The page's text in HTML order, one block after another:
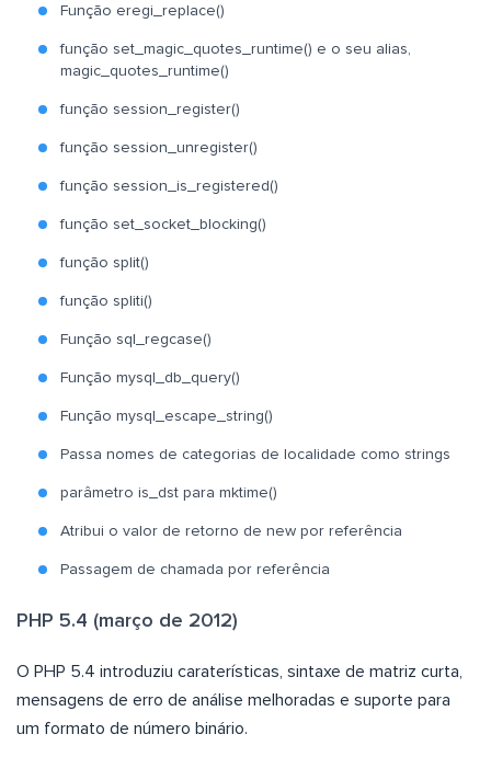
Função eregi_replace()
função set_magic_quotes_runtime() e o seu alias,
magic_quotes_runtime()
função session_register()
função session_unregister()
função session_is_registered()
função set_socket_blocking()
função split()
função spliti()
Função sql_regcase()
Função mysql_db_query()
Função mysql_escape_string()
Passa nomes de categorias de localidade como strings
parâmetro is_dst para mktime()
Atribui o valor de retorno de new por referência
Passagem de chamada por referência
PHP 5.4 (março de 2012)
O PHP 5.4 introduziu caraterísticas, sintaxe de matriz curta,
mensagens de erro de análise melhoradas e suporte para
um formato de número binário.